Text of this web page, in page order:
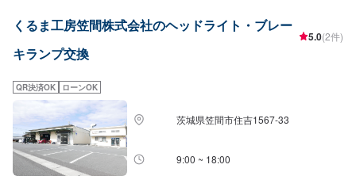
した上で、長年培った技術力を駆使して最適な方法のご提案をさせていただ
きます。スバル車に関しましては他社様でお断りされる様な内容でも承って
います。ぜひ、お問い合わせください！--------------------------------------------------
だければ作業開始【4】仕上がり次第納車----納期について-----納期は通常即日
で納車となります。作業内容により納期が前後する場合がございます。予
め、ご了承ください。-----パーツ持ち込みについて-----パーツの持ち込み可能
です。オファーにて詳細をお願い致します。-----代車について-----無料の代車
をご用意しています。お車の作業中は代車をご利用ください。※代車の燃料代
はお客様にご負担いただいております。-----ご来店時の注意、受付方法-----当
工場は竹のくら様を過ぎ左手にMMM様の看板がある所を右折していただけれ
くるま工房笠間株式会社のヘッドライト・ブレー
キランプ交換
5.0(2件)
QR決済OK ローンOK
茨城県笠間市住吉1567-33
9:00 ~ 18:00